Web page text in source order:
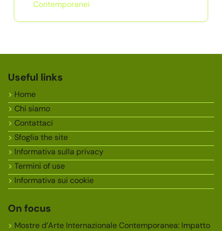
Contemporanei
Useful links
Home
Chi siamo
Contattaci
Sfoglia the site
Informativa sulla privacy
Termini of use
Informativa sui cookie
On focus
Mostre d’Arte Internazionale Contemporanea: Impatto